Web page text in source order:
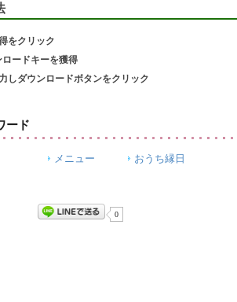
をクリック
ードキーを獲得
しダウンロードボタンをクリック
ード
メニュー
おうち縁日
0